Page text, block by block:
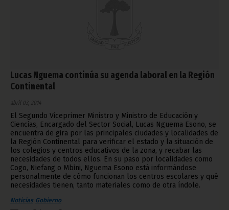
Lucas Nguema continúa su agenda laboral en la Región
Continental
abril 03, 2014
El Segundo Viceprimer Ministro y Ministro de Educación y
Ciencias, Encargado del Sector Social, Lucas Nguema Esono, se
encuentra de gira por las principales ciudades y localidades de
la Región Continental para verificar el estado y la situación de
los colegios y centros educativos de la zona, y recabar las
necesidades de todos ellos. En su paso por localidades como
Cogo, Niefang o Mbini, Nguema Esono está informándose
personalmente de cómo funcionan los centros escolares y qué
necesidades tienen, tanto materiales como de otra índole.
Noticias Gobierno